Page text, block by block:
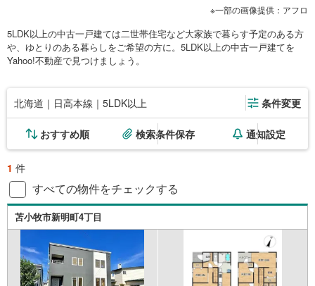
一部の画像提供：アフロ
5LDK以上の中古一戸建ては二世帯住宅など大家族で暮らす予定のある方
や、ゆとりのある暮らしをご希望の方に。5LDK以上の中古一戸建てを
Yahoo!不動産で見つけましょう。
北海道｜日高本線｜5LDK以上 条件変更
おすすめ順 検索条件保存 通知設定
1 件
すべての物件をチェックする
苫小牧市新明町4丁目